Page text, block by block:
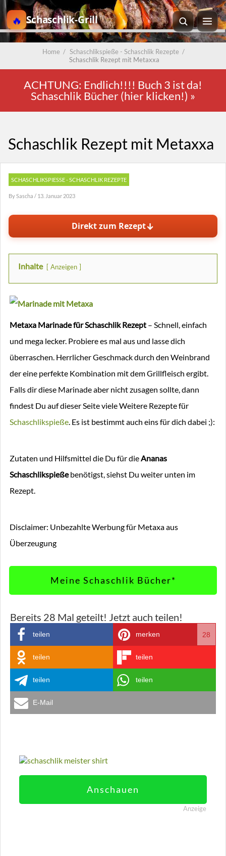
Schaschlik-Grill
Home / Schaschlikspieße - Schaschlik Rezepte /
Schaschlik Rezept mit Metaxxa
ACHTUNG: Endlich!!!! Buch 3 ist da!
Schaschlik Bücher (hier klicken!) »
Schaschlik Rezept mit Metaxxa
SCHASCHLIKSPIESSE - SCHASCHLIK REZEPTE
BySascha / 13. Januar 2023
Direkt zum Rezept↓
Inhalte Anzeigen
Metaxa Marinade für Schaschlik Rezept – Schnell, einfach
und mega lecker. Probiere es mal aus und lasse dich
überraschen. Herrlicher Geschmack durch den Weinbrand
der eine perfekte Kombination mit dem Grillfleisch ergibt.
Falls dir diese Marinade aber nicht zusagen sollte, dann
findest Du auf dieser Seite viele Weitere Rezepte für
Schaschlikspieße. Es ist bestimmt auch eins für dich dabei ;):
Zutaten und Hilfsmittel die Du für dieAnanas
Schaschlikspießebenötigst, siehst Du weiter unten im
Rezept.
Disclaimer: Unbezahlte Werbung für Metaxa aus
Überzeugung
Meine Schaschlik Bücher*
Bereits 28 Mal geteilt! Jetzt auch teilen!
teilen merken 28
teilen teilen
teilen teilen
E-Mail
Anschauen
Anzeige